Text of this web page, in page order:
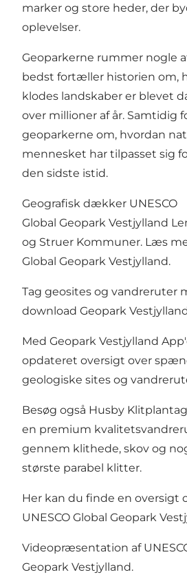
marker og store heder, der
oplevelser.
Geoparkerne rummer nogle
bedst fortæller historien om,
klodes landskaber er blevet
over millioner af år. Samtidig
geoparkerne om, hvordan
mennesket har tilpasset sig
den sidste istid.
Geografisk dækker UNESCO
Global Geopark Vestjylland
og Struer Kommuner. Læs
Global Geopark Vestjylland.
Tag geosites og vandreruter
download Geopark
Med Geopark Vestjylland
opdateret oversigt over
geologiske sites og
Besøg også Husby
en premium
gennem klithede, skov og
største parabel klitter.
Her kan du finde en oversigt
UNESCO Global Geopark
Videopræsentation af
Geopark Vestjylland.